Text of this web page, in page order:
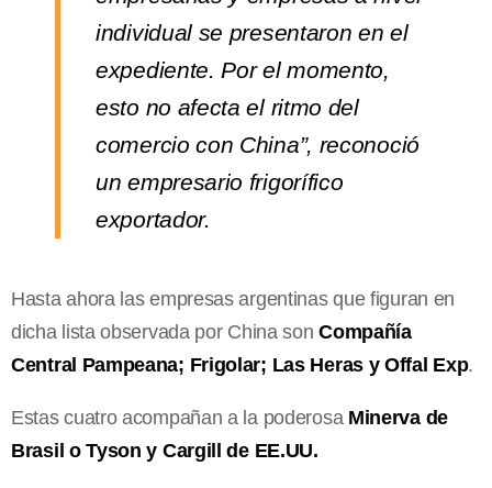
individual se presentaron en el
expediente. Por el momento,
esto no afecta el ritmo del
comercio con China”, reconoció
un empresario frigorífico
exportador.
Hasta ahora las empresas argentinas que figuran en
dicha lista observada por China sonCompañía
Central Pampeana; Frigolar; Las Heras y Offal Exp.
Estas cuatro acompañan a la poderosa Minerva de
Brasil o Tyson y Cargill de EE.UU.